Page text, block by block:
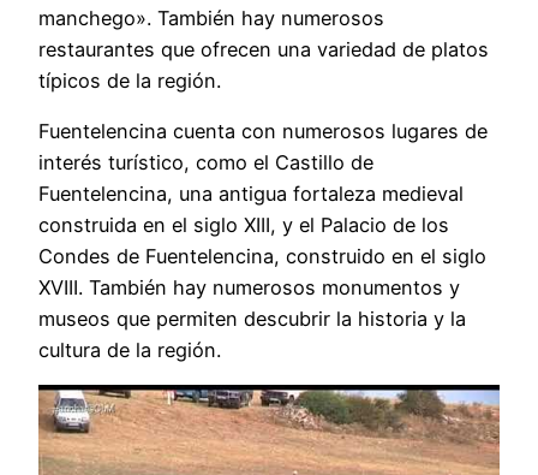
manchego». También hay numerosos
restaurantes que ofrecen una variedad de platos
típicos de la región.
Fuentelencina cuenta con numerosos lugares de
interés turístico, como el Castillo de
Fuentelencina, una antigua fortaleza medieval
construida en el siglo XIII, y el Palacio de los
Condes de Fuentelencina, construido en el siglo
XVIII. También hay numerosos monumentos y
museos que permiten descubrir la historia y la
cultura de la región.